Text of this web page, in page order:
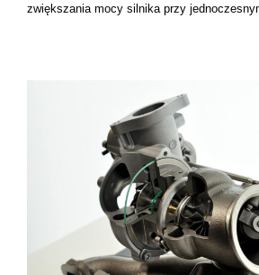
zwiększania mocy silnika przy